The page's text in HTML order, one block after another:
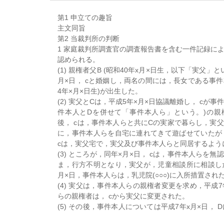
第1 申立ての趣旨
主文同旨
第2 当裁判所の判断
1 家庭裁判所調査官の調査報告書を含む一件記録に
認められる。
(1) 親権者父B (昭和40年x月×日生，以下「実父」と
月×日， cと婚姻し，両名の間には，長女である事
4年×月×日生)が出生した。
(2) 実父とCは，平成5年×月×日協議離婚し， cが事
件本人とDを併せて「事件本人ら」という。)の親
後， cは，事件本人らと共にCの実家で暮らし，実
に，事件本人らを自宅に連れてきて遊ばせていた
cは，実父宅で，実父及び事件本人らと同居するよう
(3) ところが，同年×月×日， cは，事件本人らを無
ま，行方不明となり，実父が，児童相談所に相談
月×日，事件本人らは，乳児院(○○○)に入所措置され
(4) 実父は，事件本人らの親権者変更を求め，平成
らの親権者は， cから実父に変更された。
(5) その後，事件本人については平成7年x月×日，